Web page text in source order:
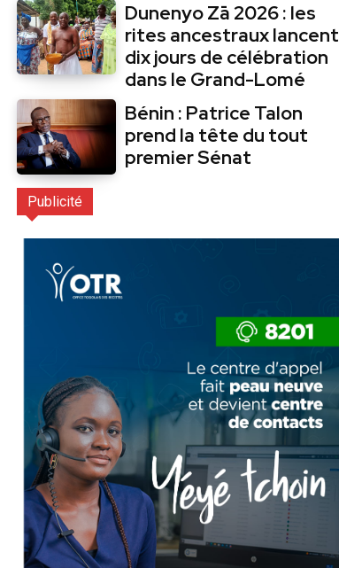
Dunenyo Zā 2026 : les
rites ancestraux lancent
dix jours de célébration
dans le Grand-Lomé
Bénin : Patrice Talon
prend la tête du tout
premier Sénat
Publicité